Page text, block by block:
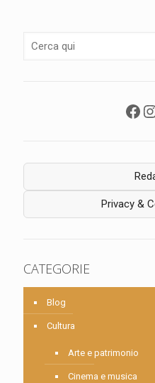
Privacy &
CATEGORIE
Blog
Cultura
Arte e patrimonio
Cinema e musica